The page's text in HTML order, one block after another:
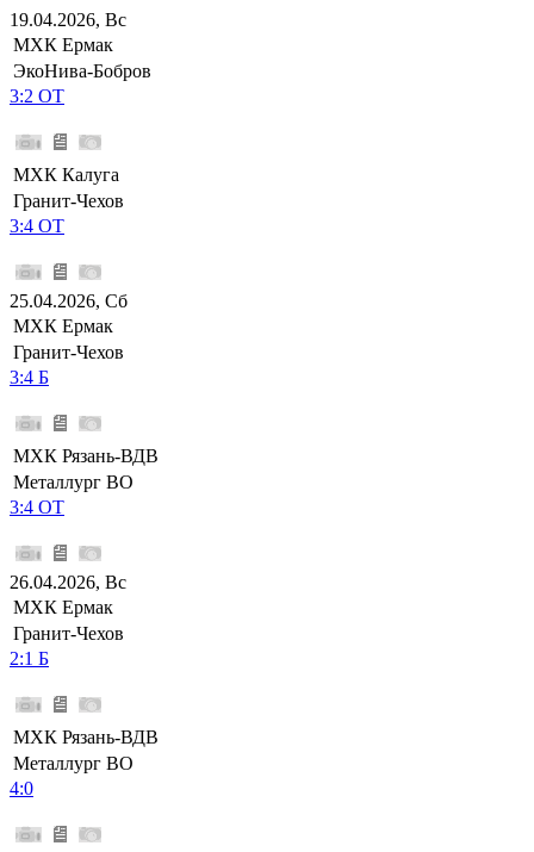
19.04.2026, Вс
МХК Ермак
ЭкоНива-Бобров
3:2 ОТ
МХК Калуга
Гранит-Чехов
3:4 ОТ
25.04.2026, Сб
МХК Ермак
Гранит-Чехов
3:4 Б
МХК Рязань-ВДВ
Металлург ВО
3:4 ОТ
26.04.2026, Вс
МХК Ермак
Гранит-Чехов
2:1 Б
МХК Рязань-ВДВ
Металлург ВО
4:0